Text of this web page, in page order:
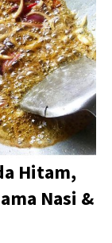
Hitam,
Nasi &